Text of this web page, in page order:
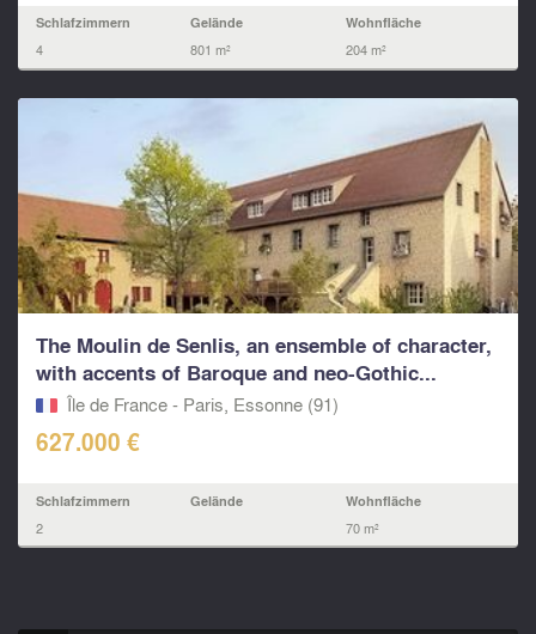
Schlafzimmern
4
Gelände
801 m²
Wohnfläche
204 m²
The Moulin de Senlis, an ensemble of character,
with accents of Baroque and neo-Gothic...
Île de France - Paris, Essonne (91)
627.000 €
Schlafzimmern
2
Gelände Wohnfläche
70 m²